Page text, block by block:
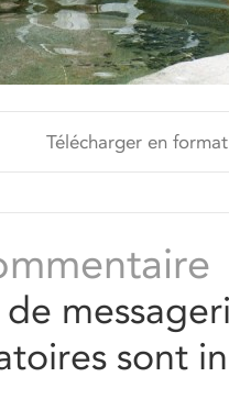
Télécharger en
sont